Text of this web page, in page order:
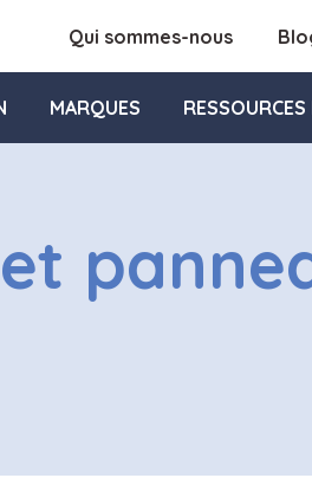
Qui sommes-nous
MARQUES